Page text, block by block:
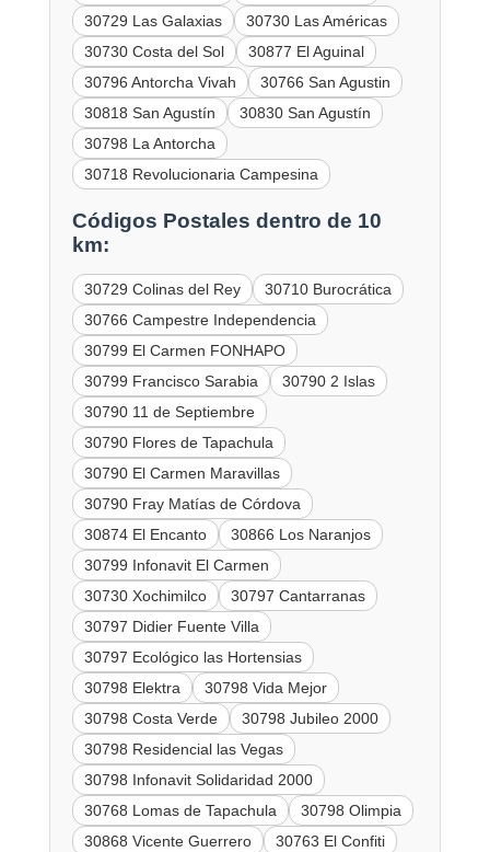
30729 Las Galaxias
30730 Las Américas
30730 Costa del Sol
30877 El Aguinal
30796 Antorcha Vivah
30766 San Agustin
30818 San Agustín
30830 San Agustín
30798 La Antorcha
30718 Revolucionaria Campesina
Códigos Postales dentro de 10
km:
30729 Colinas del Rey
30710 Burocrática
30766 Campestre Independencia
30799 El Carmen FONHAPO
30799 Francisco Sarabia
30790 2 Islas
30790 11 de Septiembre
30790 Flores de Tapachula
30790 El Carmen Maravillas
30790 Fray Matías de Córdova
30874 El Encanto
30866 Los Naranjos
30799 Infonavit El Carmen
30730 Xochimilco
30797 Cantarranas
30797 Didier Fuente Villa
30797 Ecológico las Hortensias
30798 Elektra
30798 Vida Mejor
30798 Costa Verde
30798 Jubileo 2000
30798 Residencial las Vegas
30798 Infonavit Solidaridad 2000
30768 Lomas de Tapachula
30798 Olimpia
30868 Vicente Guerrero
30763 El Confiti